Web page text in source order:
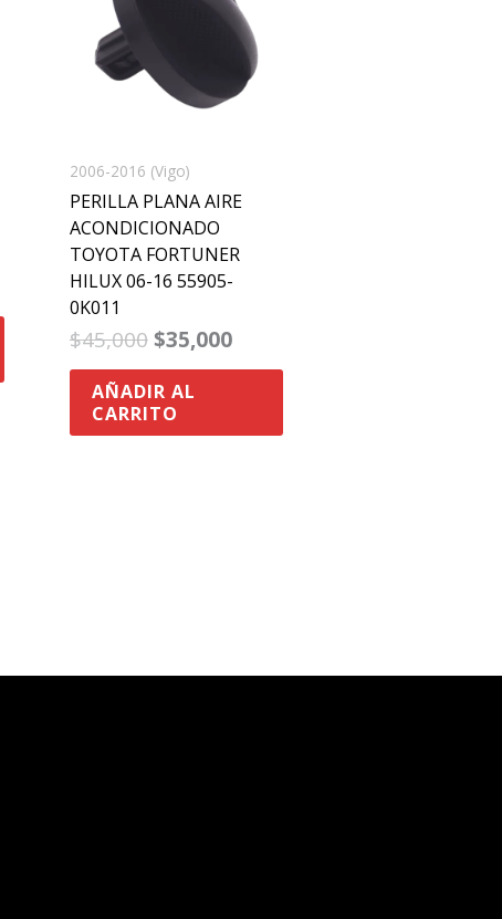
2006-2016 (Vigo)
PERILLA PLANA AIRE
ACONDICIONADO
TOYOTA FORTUNER
HILUX 06-16 55905-
0K011
$45,000 $35,000
AÑADIR AL
CARRITO